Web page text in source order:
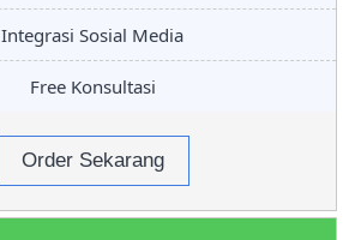
Integrasi Sosial Media
Free Konsultasi
Order Sekarang